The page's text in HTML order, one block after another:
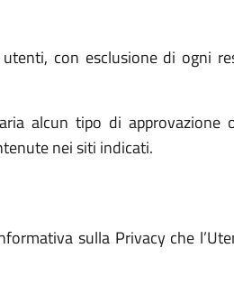
con esclusione di ogni
alcun tipo di approvazione
nei siti indicati.
sulla Privacy che